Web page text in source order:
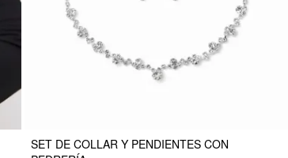
SET DE COLLAR Y PENDIENTES CON